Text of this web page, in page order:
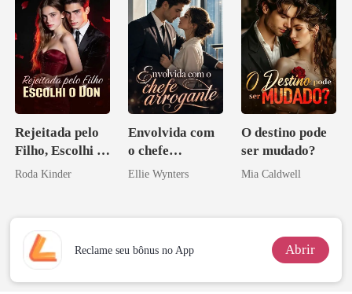
mafiosa!
Rejeitada pelo
Filho, Escolhi o
Don
Roda Kinder
Envolvida com
o chefe
arrogante
Ellie Wynters
O destino pode
ser mudado?
Mia Caldwell
Reclame seu bônus no App Abrir